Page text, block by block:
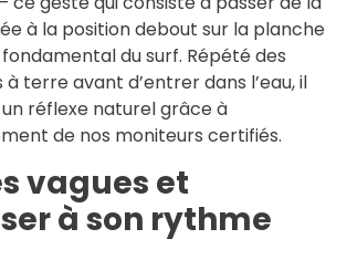
à la position debout sur la planche
du surf. Répété des
à terre avant d’entrer dans l’eau, il
réflexe naturel grâce à
de nos moniteurs certifiés.
vagues et
à son rythme